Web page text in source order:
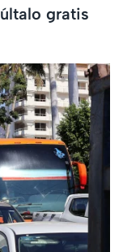
gratis